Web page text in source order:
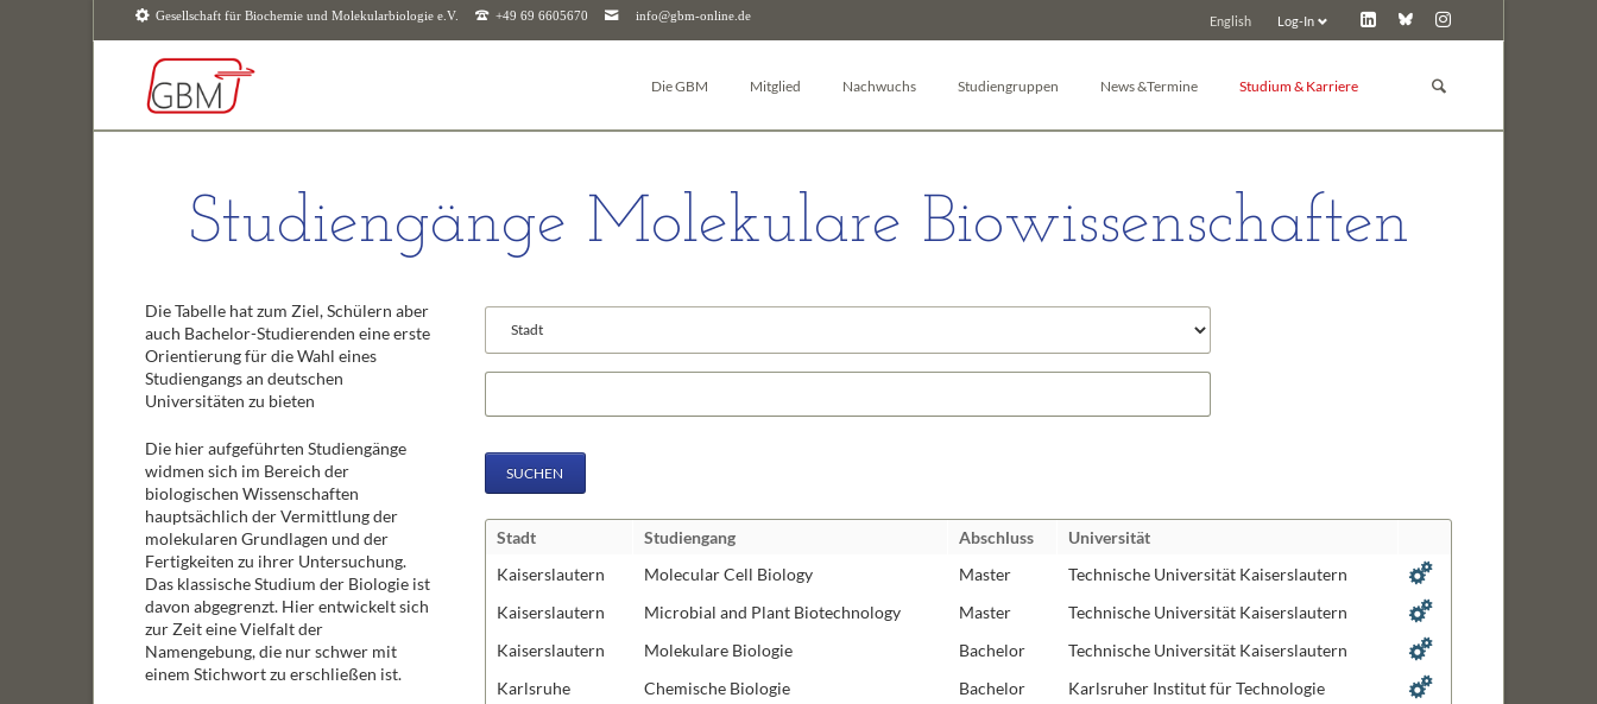
Gesellschaft für Biochemie und Molekularbiologie e.V. +49 69 6605670 info@gbm-online.de Log-In
English
überspringen
Die GBM
Studiengruppen
GBM Young Investigators
Kontaktpersonen
Mitglied
Mitgliederjournal
Nachwuchs
Young Investigators
Studiengruppen
Pharmakologie und Toxikologie
Biophysikalische Chemie
Glykobiologie
Molekulare Immunologie
Rezeptoren und Signaltransduktion
RNA-Biochemie
News &Termine
Pressemitteilungen
Studium & Karriere
Post-Docs & Jungwissenschaftler
SUCHEN
Studiengänge Molekulare Biowissenschaften
Die Tabelle hat zum Ziel, Schülern aber
auch Bachelor-Studierenden eine erste
Orientierung für die Wahl eines
Studiengangs an deutschen
Universitäten zu bieten
Die hier aufgeführten Studiengänge
widmen sich im Bereich der
biologischen Wissenschaften
hauptsächlich der Vermittlung der
molekularen Grundlagen und der
Fertigkeiten zu ihrer Untersuchung.
Das klassische Studium der Biologie ist
davon abgegrenzt. Hier entwickelt sich
zur Zeit eine Vielfalt der
Namengebung, die nur schwer mit
einem Stichwort zu erschließen ist.
Felder
SUCHEN
Stadt Studiengang Abschluss
Universität
Kaiserslautern
Molecular Cell Biology Master
Technische Universität Kaiserslautern
Kaiserslautern
Microbial and Plant Biotechnology Master
Technische Universität Kaiserslautern
Kaiserslautern
Molekulare Biologie Bachelor
Technische Universität Kaiserslautern
Karlsruhe
Chemische Biologie Bachelor
Karlsruher Institut für Technologie